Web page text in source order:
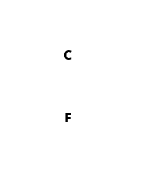
C
F